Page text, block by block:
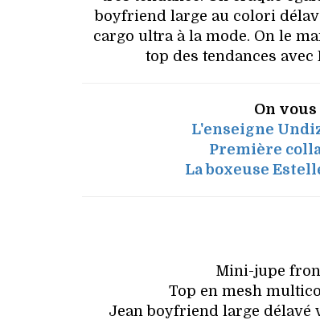
boyfriend large au colori
cargo ultra à la mode. On le
top des tendances
On
L'enseigne
Première
La boxeuse
Mini-jupe
Top en mesh
Jean boyfriend large délavé